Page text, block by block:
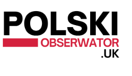
Przejdź
do